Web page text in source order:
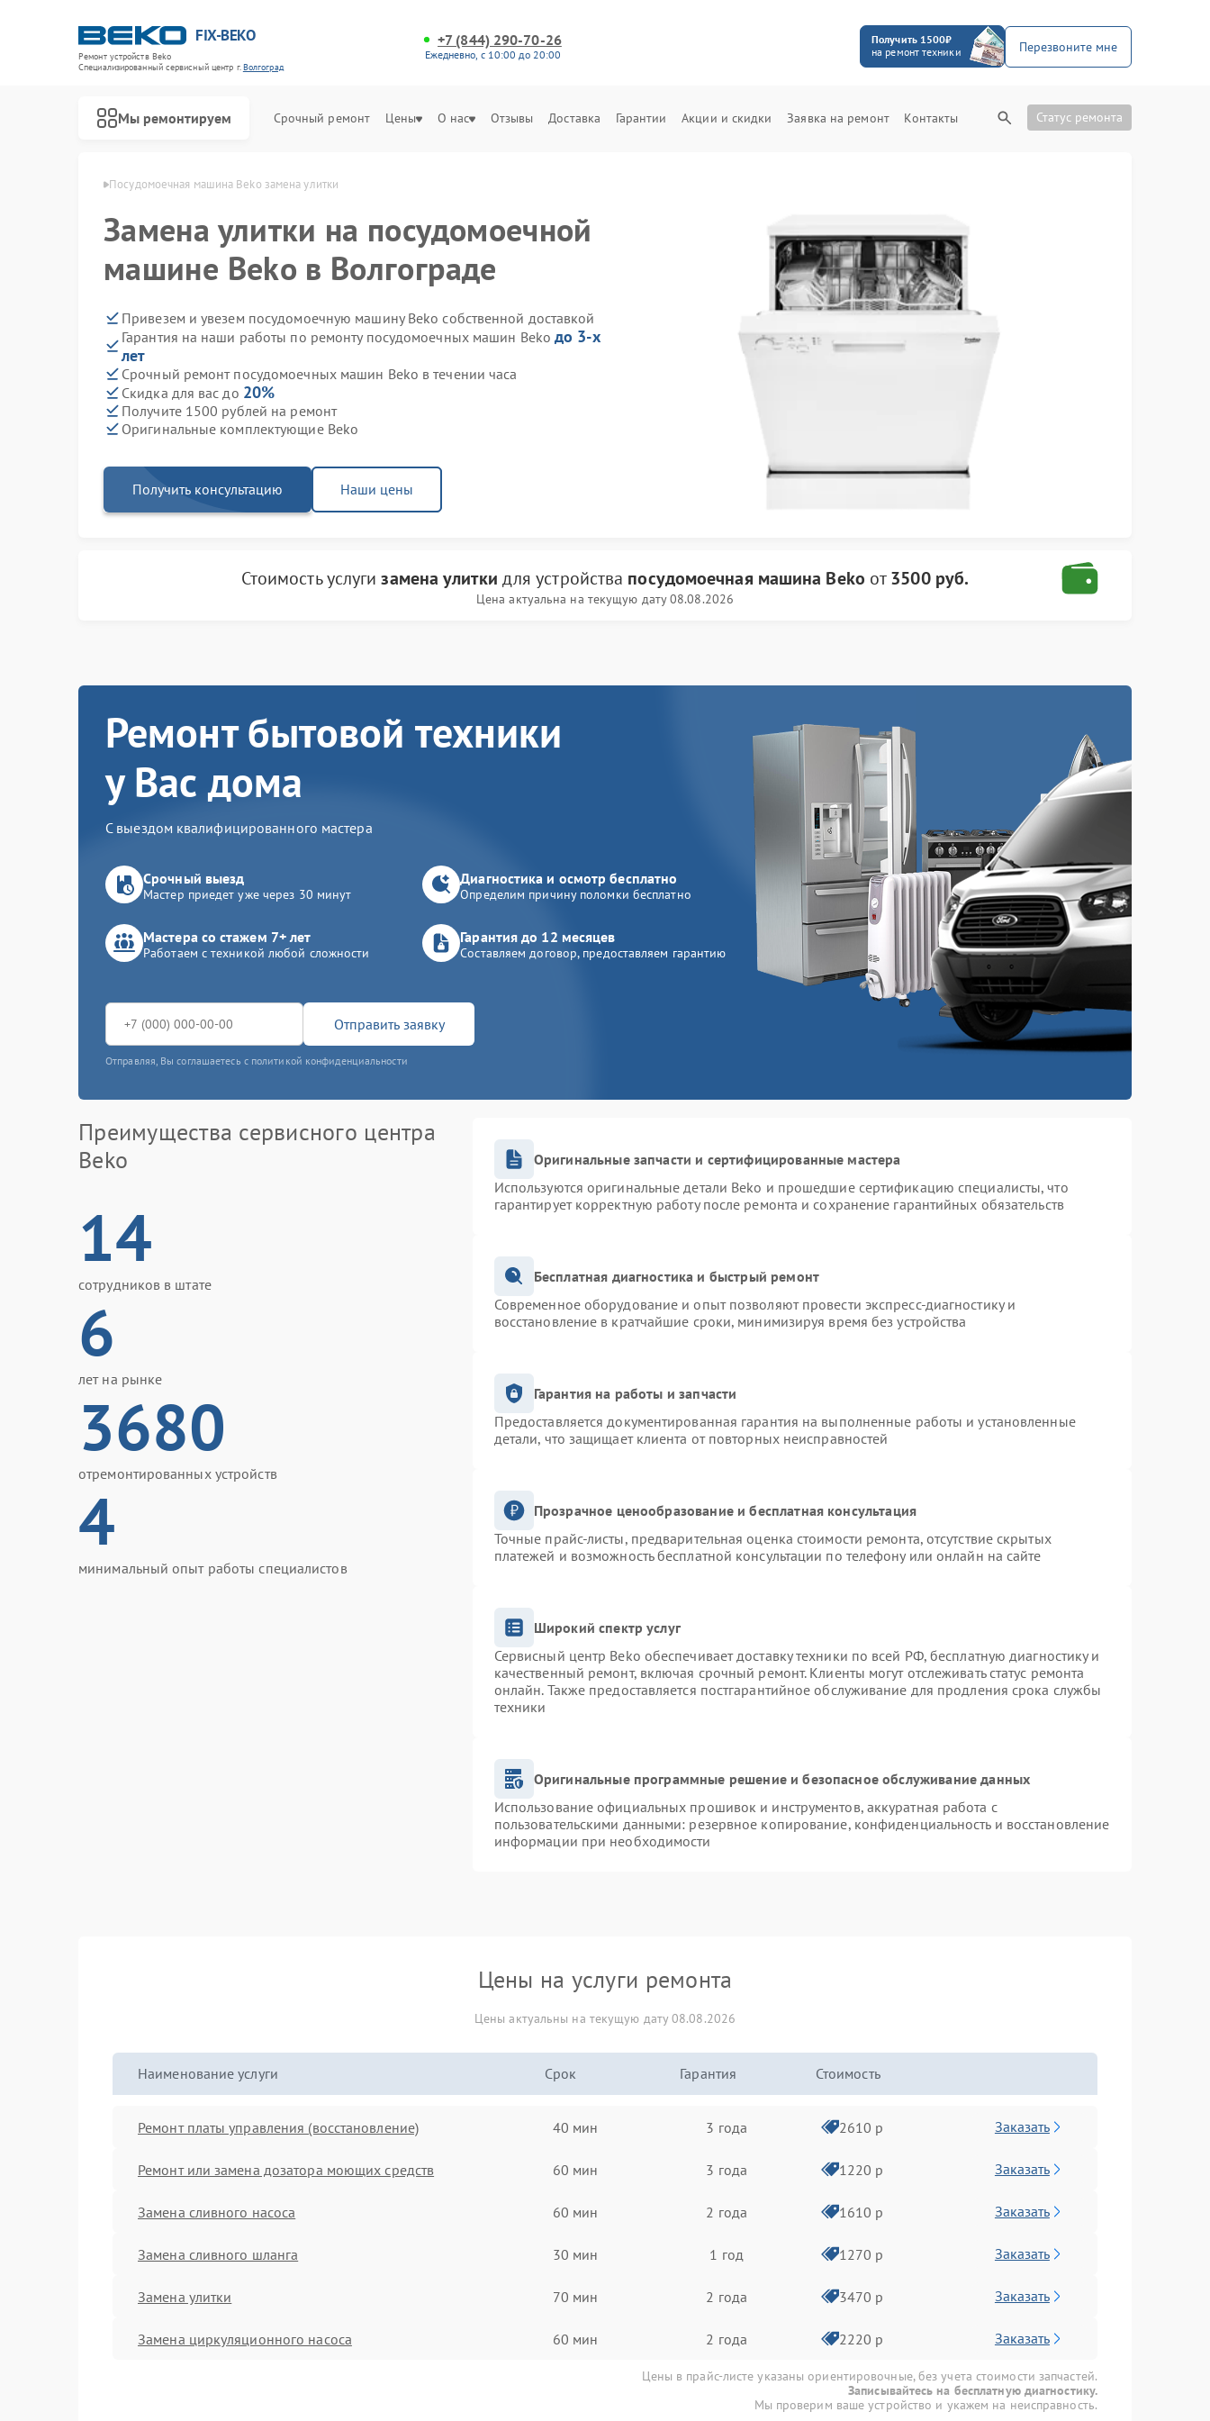
FIX-BEKO
Ремонт устройств Beko
Специализированный cервисный центр г.Волгоград
+7 (844) 290-70-26
Ежедневно, с 10:00 до 20:00
Получить 1500₽
на ремонт техники
Перезвоните мне
Мы ремонтируем Срочный ремонт Цены О нас Отзывы Доставка Гарантии Акции и скидки Заявка на ремонт Контакты Статус ремонта
в Волгограде Посудомоечная машина Beko замена улитки
Замена улитки на посудомоечной
машине Beko в Волгограде
Привезем и увезем посудомоечную машину Beko собственной доставкой
Гарантия на наши работы по ремонту посудомоечных машин Beko до 3-х
лет
Срочный ремонт посудомоечных машин Beko в течении часа
Скидка для вас до 20%
Получите 1500 рублей на ремонт
Оригинальные комплектующие Beko
Получить консультацию Наши цены
Стоимость услугизамена улитки для устройства посудомоечная машина Beko от3500 руб.
Цена актуальна на текущую дату 08.08.2026
Ремонт бытовой техники
у Вас дома
С выездом квалифицированного мастера
Срочный выезд
Мастер приедет уже через 30 минут
Диагностика и осмотр бесплатно
Определим причину поломки бесплатно
Мастера со стажем 7+ лет
Работаем с техникой любой сложности
Гарантия до 12 месяцев
Составляем договор, предоставляем гарантию
Отправить заявку
Отправляя, Вы соглашаетесь с политикой конфиденциальности
Преимущества сервисного центра
Beko
14
сотрудников в штате
6
лет на рынке
3680
отремонтированных устройств
4
минимальный опыт работы специалистов
Оригинальные запчасти и сертифицированные мастера
Используются оригинальные детали Beko и прошедшие сертификацию специалисты, что
гарантирует корректную работу после ремонта и сохранение гарантийных обязательств
Бесплатная диагностика и быстрый ремонт
Современное оборудование и опыт позволяют провести экспресс-диагностику и
восстановление в кратчайшие сроки, минимизируя время без устройства
Гарантия на работы и запчасти
Предоставляется документированная гарантия на выполненные работы и установленные
детали, что защищает клиента от повторных неисправностей
Прозрачное ценообразование и бесплатная консультация
Точные прайс-листы, предварительная оценка стоимости ремонта, отсутствие скрытых
платежей и возможность бесплатной консультации по телефону или онлайн на сайте
Широкий спектр услуг
Сервисный центр Beko обеспечивает доставку техники по всей РФ, бесплатную диагностику и
качественный ремонт, включая срочный ремонт. Клиенты могут отслеживать статус ремонта
онлайн. Также предоставляется постгарантийное обслуживание для продления срока службы
техники
Оригинальные программные решение и безопасное обслуживание данных
Использование официальных прошивок и инструментов, аккуратная работа с
пользовательскими данными: резервное копирование, конфиденциальность и восстановление
информации при необходимости
Цены на услуги ремонта
Цены актуальны на текущую дату 08.08.2026
Наименование услуги Срок Гарантия Стоимость
Ремонт платы управления (восстановление) 40 мин 3 года 2610 р Заказать
Ремонт или замена дозатора моющих средств 60 мин 3 года 1220 р Заказать
Замена сливного насоса 60 мин 2 года 1610 р Заказать
Замена сливного шланга 30 мин 1 год 1270 р Заказать
Замена улитки 70 мин 2 года 3470 р Заказать
Замена циркуляционного насоса 60 мин 2 года 2220 р Заказать
Цены в прайс-листе указаны ориентировочные, без учета стоимости запчастей.
Записывайтесь на бесплатную диагностику.
Мы проверим ваше устройство и укажем на неисправность.